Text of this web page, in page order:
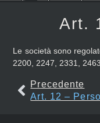
Art.
Le società sono
2200, 2247, 2331,
Precedente